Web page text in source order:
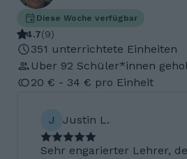
Diese Woche verfügbar
4.7(9)
351 unterrichtete Einheiten
Uber 92 Schüler*innen
20 € - 34 € pro Einheit
J Justin L.
Sehr engarierter Lehrer,